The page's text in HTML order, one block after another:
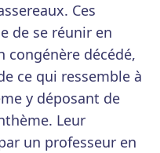
Ces
de se réunir en
congénère décédé,
ce qui ressemble à
y déposant de
Leur
un professeur en